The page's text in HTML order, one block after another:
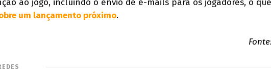
ao jogo, incluindo o envio de e-mails para os jogadores, o
um lançamento próximo.